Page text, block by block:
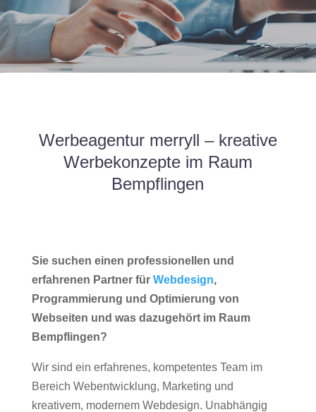
Werbeagentur merryll – kreative
Werbekonzepte im Raum
Bempflingen
Sie suchen einen professionellen und
erfahrenen Partner für Webdesign,
Programmierung und Optimierung von
Webseiten und was dazugehört im Raum
Bempflingen?
Wir sind ein erfahrenes, kompetentes Team im
Bereich Webentwicklung, Marketing und
kreativem, modernem Webdesign. Unabhängig